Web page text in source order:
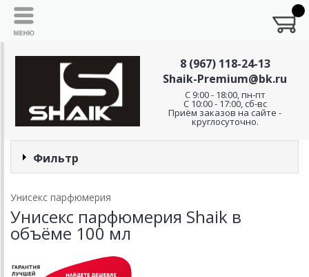
8 (967) 118-24-13
Shaik-Premium@bk.ru
C 9:00 - 18:00, пн-пт
С 10:00 - 17:00, сб-вс
Приём заказов на сайте -
круглосуточно.
Фильтр
Унисекс парфюмерия
Унисекс парфюмерия Shaik в
объёме 100 мл